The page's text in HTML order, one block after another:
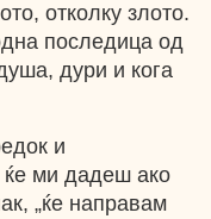
отколку злото.
последица од
дури и кога
и
ќе ми дадеш ако
„ќе направам